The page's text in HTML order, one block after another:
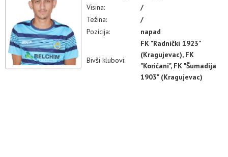
Visina:
/
Težina:
/
Pozicija:
napad
Bivši klubovi:
FK "Radnički 1923"
(Kragujevac), FK
"Korićani", FK "Šumadija
1903" (Kragujevac)